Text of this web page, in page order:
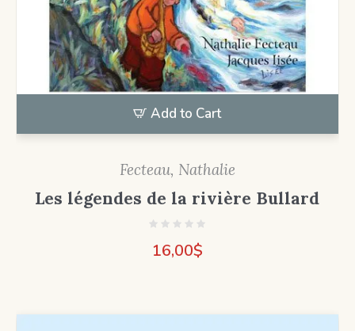
Add to Cart
Fecteau, Nathalie
Les légendes de la rivière Bullard
16,00$